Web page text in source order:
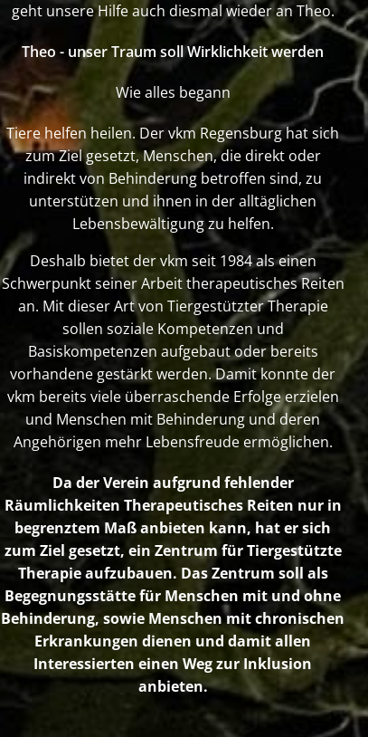
geht unsere Hilfe auch diesmal wieder an Theo.
Theo - unser Traum soll Wirklichkeit werden
Wie alles begann
Tiere helfen heilen. Der vkm Regensburg hat sich
zum Ziel gesetzt, Menschen, die direkt oder
indirekt von Behinderung betroffen sind, zu
unterstützen und ihnen in der alltäglichen
Lebensbewältigung zu helfen.
Deshalb bietet der vkm seit 1984 als einen
Schwerpunkt seiner Arbeit therapeutisches Reiten
an. Mit dieser Art von Tiergestützter Therapie
sollen soziale Kompetenzen und
Basiskompetenzen aufgebaut oder bereits
vorhandene gestärkt werden. Damit konnte der
vkm bereits viele überraschende Erfolge erzielen
und Menschen mit Behinderung und deren
Angehörigen mehr Lebensfreude ermöglichen.
Da der Verein aufgrund fehlender
Räumlichkeiten Therapeutisches Reiten nur in
begrenztem Maß anbieten kann, hat er sich
zum Ziel gesetzt, ein Zentrum für Tiergestützte
Therapie aufzubauen. Das Zentrum soll als
Begegnungsstätte für Menschen mit und ohne
Behinderung, sowie Menschen mit chronischen
Erkrankungen dienen und damit allen
Interessierten einen Weg zur Inklusion
anbieten.